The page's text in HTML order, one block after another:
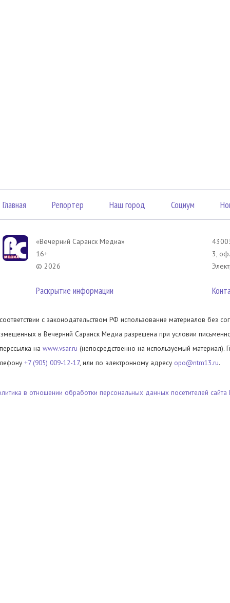
Главная Репортер Наш город Социум
«Вечерний Саранск Mедиа»
16+
© 2026
Раскрытие информации
3,
с законодательством РФ использование материалов без
в Вечерний Саранск Медиа разрешена при условии
на www.vsar.ru (непосредственно на используемый материал).
+7 (905) 009-12-17, или по электронному адресу opo@ntm13.ru.
в отношении обработки персональных данных посетителей